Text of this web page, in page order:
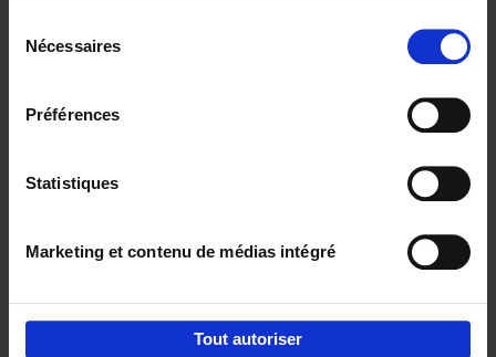
Nécessaires
Préférences
Statistiques
Marketing et contenu de médias intégré
Tout autoriser
Digital marketing like a PRO -
completely revised edition (EN)